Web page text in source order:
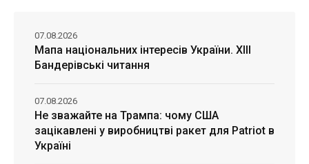
Мапа національних інтересів України. ХІІІ
Бандерівські читання
07.08.2026
Не зважайте на Трампа: чому США
зацікавлені у виробництві ракет для Patriot в
Україні
07.08.2026